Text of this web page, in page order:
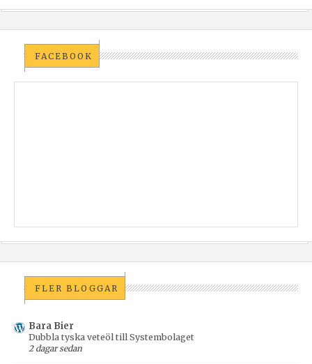
FACEBOOK
FLER BLOGGAR
Bara Bier
Dubbla tyska veteöl till Systembolaget
2 dagar sedan